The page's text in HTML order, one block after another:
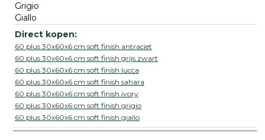
Grigio
Giallo
60 plus 30x60x6 cm soft finish antraciet
60 plus 30x60x6 cm soft finish grijs zwart
60 plus 30x60x6 cm soft finish lucca
60 plus 30x60x6 cm soft finish sahara
60 plus 30x60x6 cm soft finish ivory
60 plus 30x60x6 cm soft finish grigio
60 plus 30x60x6 cm soft finish giallo